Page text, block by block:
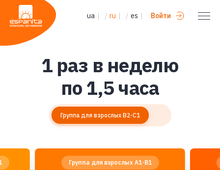
ua | / ru | / es | Войти
1 раз в неделю
по 1,5 часа
Группа для взрослых B2-C1
Группа для взрослых А1-В1